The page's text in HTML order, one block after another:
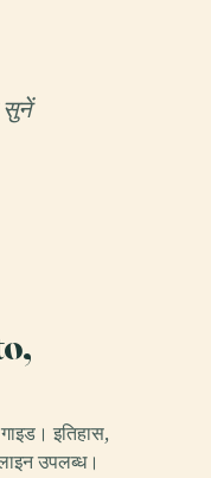
सुनें
इतिहास,
उपलब्ध।